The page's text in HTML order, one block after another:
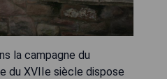
la campagne du
du XVIIe siècle dispose